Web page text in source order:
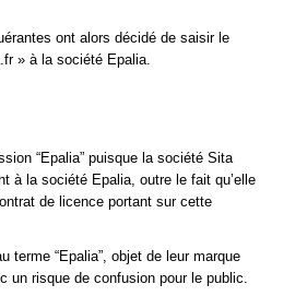
ont alors décidé de saisir le
» à la société Epalia.
“Epalia” puisque la société Sita
à la société Epalia, outre le fait qu’elle
de licence portant sur cette
terme “Epalia”, objet de leur marque
un risque de confusion pour le public.